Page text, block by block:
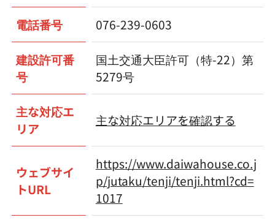
電話番号 076-239-0603
建設許可番
号
国土交通大臣許可（特-22）第
5279号
主な対応エ
リア
主な対応エリアを確認する
ウェブサイ
トURL
https://www.daiwahouse.co.j
p/jutaku/tenji/tenji.html?cd=
1017